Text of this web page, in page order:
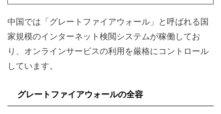
中国では「グレートファイアウォール」と呼ばれる国
家規模のインターネット検閲システムが稼働してお
り、オンラインサービスの利用を厳格にコントロール
しています。
グレートファイアウォールの全容